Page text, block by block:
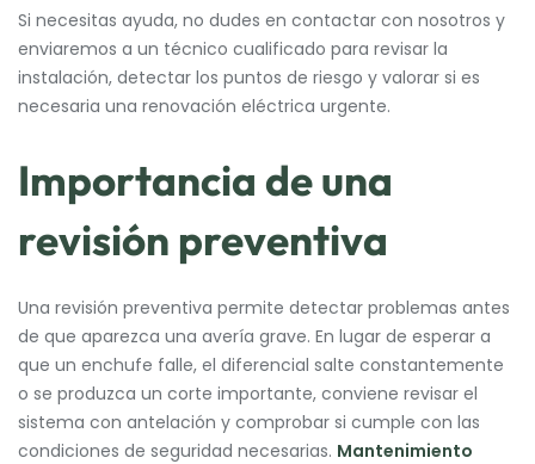
Si necesitas ayuda, no dudes en contactar con nosotros y
enviaremos a un técnico cualificado para revisar la
instalación, detectar los puntos de riesgo y valorar si es
necesaria una renovación eléctrica urgente.
Importancia de una
revisión preventiva
Una revisión preventiva permite detectar problemas antes
de que aparezca una avería grave. En lugar de esperar a
que un enchufe falle, el diferencial salte constantemente
o se produzca un corte importante, conviene revisar el
sistema con antelación y comprobar si cumple con las
condiciones de seguridad necesarias. Mantenimiento